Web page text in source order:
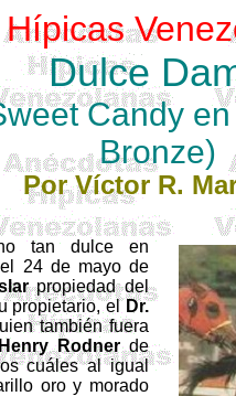
Dulce
Candy
Bronze)
Por Víctor R.
tan dulce en
24 de mayo de
propiedad del
propietario, el Dr.
también fuera
Rodnerde
cuáles al igual
oro y morado